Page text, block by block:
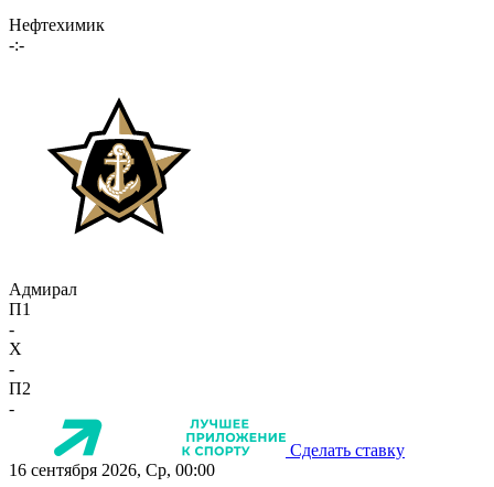
Нефтехимик
-:-
Адмирал
П1
-
X
-
П2
-
Сделать ставку
16 сентября 2026, Ср, 00:00